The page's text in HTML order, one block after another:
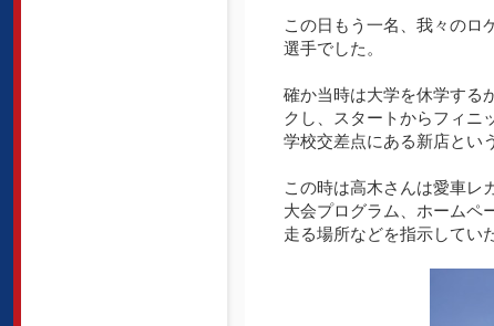
この日もう一名、我々のロ
選手でした。
確か当時は大学を休学する
クし、スタートからフィニ
学校交差点にある新店とい
この時は高木さんは愛車レ
大会プログラム、ホームペ
走る場所などを指示して